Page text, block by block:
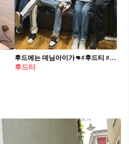
후드에는 데님아이가👊​ ​ #후드티 #후드티코디 #후드코디 #데님 #데님코디 #청바지코디 #남자바지​ ​ 1. @dindinem​ ​ 2 + 3. @byeonwooseok​ ​ 4 + 6. @zu.won_moon.jun.won​ ​ 5. @bohyunahn​ ​ 7 + 8. @achahakyeon​ ​ 9. @ryusdb
후드티